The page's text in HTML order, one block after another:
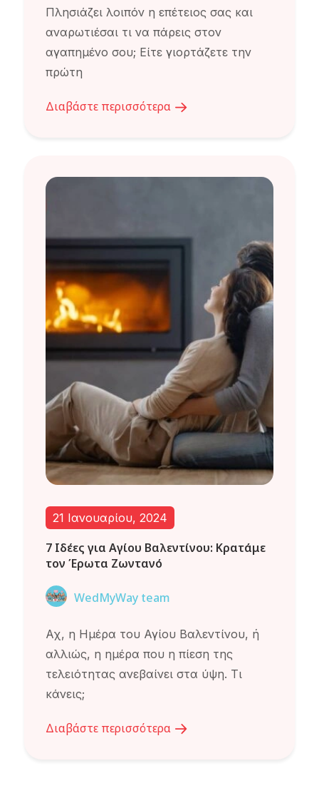
Πλησιάζει λοιπόν η επέτειος σας και
αναρωτιέσαι τι να πάρεις στον
αγαπηµένο σου; Είτε γιορτάζετε την
πρώτη
Διαβάστε περισσότερα
21 Ιανουαρίου, 2024
7 Ιδέες για Αγίου Βαλεντίνου: Κρατάμε
τον Έρωτα Ζωντανό
WedMyWay team
Αχ, η Ημέρα του Αγίου Βαλεντίνου, ή
αλλιώς, η ημέρα που η πίεση της
τελειότητας ανεβαίνει στα ύψη. Τι
κάνεις;
Διαβάστε περισσότερα